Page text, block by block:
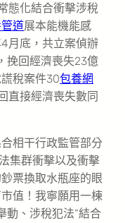
態化結合衝擊涉稅
道展本能機能感
月底，共立案偵辦
挽回經濟喪失23億
稅案件30包養網
直接經濟喪失數同
相干行政監管部分
集群衝擊以及衝擊
票換取水瓶座的眼
值！我寧願用一棟
動、涉稅犯法“結合